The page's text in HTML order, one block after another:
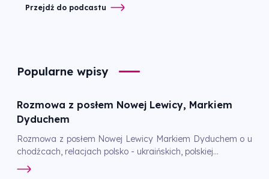
Przejdź do podcastu
Popularne wpisy
Rozmowa z posłem Nowej Lewicy, Markiem
Dyduchem
Rozmowa z posłem Nowej Lewicy Markiem Dyduchem o u
chodźcach, relacjach polsko - ukraińskich, polskiej...